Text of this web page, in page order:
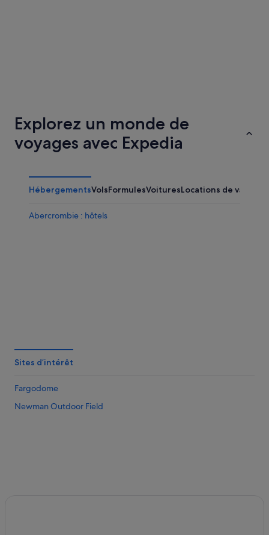
Explorez un monde de
voyages avec Expedia
HébergementsVolsFormulesVoituresLocations de
Abercrombie : hôtels
Sites d’intérêt
Fargodome
Newman Outdoor Field